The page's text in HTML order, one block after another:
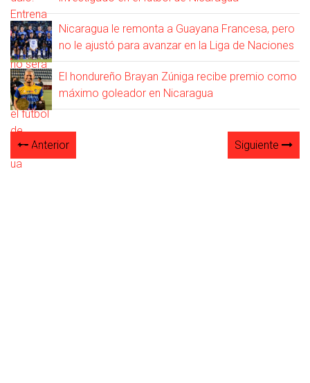
Nicaragua le remonta a Guayana Francesa, pero
no le ajustó para avanzar en la Liga de Naciones
El hondureño Brayan Zúniga recibe premio como
máximo goleador en Nicaragua
Anterior Siguiente